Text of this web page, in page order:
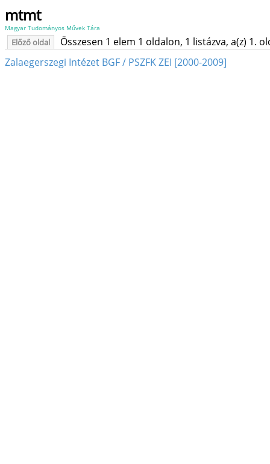
mtmt
Magyar Tudományos Művek Tára
Előző oldal
Összesen 1 elem 1 oldalon, 1 listázva, a(z) 1.
Zalaegerszegi Intézet BGF / PSZFK ZEI [2000-2009]